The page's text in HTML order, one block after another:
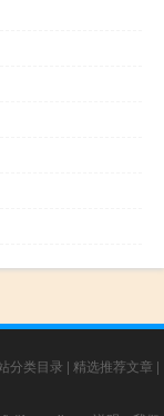
分类目录 | 精选推荐文章 |